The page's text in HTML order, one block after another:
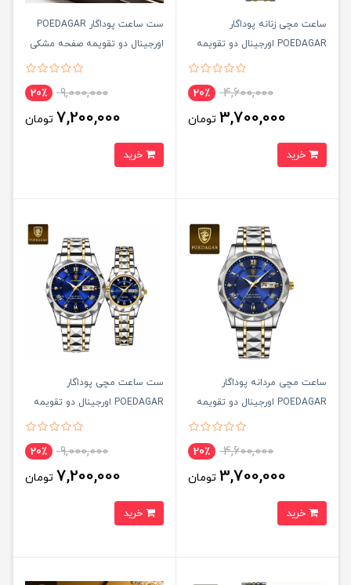
ساعت مچی زنانه پوداگار
POEDAGAR اورجينال دو تقويمه
صفحه مشکی مدل H2 نسخه
4,600,000 20٪
3,700,000 تومان
ست ساعت پوداگار POEDAGAR
اورجينال دو تقويمه صفحه مشکی
9,000,000 20٪
7,200,000 تومان
ساعت مچی مردانه پوداگار
POEDAGAR اورجينال دو تقويمه
صفحه آبی نسخه اروپايی
4,600,000 20٪
3,700,000 تومان
ست ساعت مچی پوداگار
POEDAGAR اورجينال دو تقويمه
صفحه آبی نسخه اروپايی
9,000,000 20٪
7,200,000 تومان